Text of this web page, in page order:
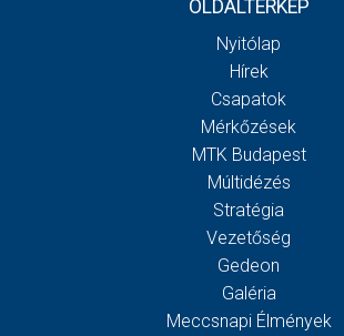
OLDALTÉRKÉP
Nyitólap
Hírek
Csapatok
Mérkőzések
MTK Budapest
Múltidézés
Stratégia
Vezetőség
Gedeon
Galéria
Meccsnapi Élmények